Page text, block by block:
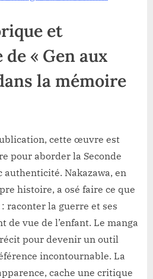
et
de « Gen aux
la mémoire
cette œuvre est
pour aborder la Seconde
authenticité. Nakazawa, en
histoire, a osé faire ce que
raconter la guerre et ses
de vue de l’enfant. Le manga
pour devenir un outil
incontournable. La
cache une critique